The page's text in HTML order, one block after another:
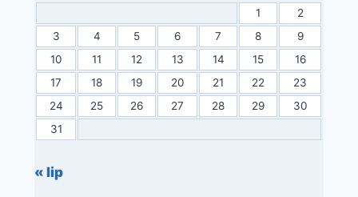
1
2
3
4 5 6 7 8
9
10
11 12 13 14 15
16
17
18 19 20 21 22
23
24
25 26 27 28 29
30
31
« lip